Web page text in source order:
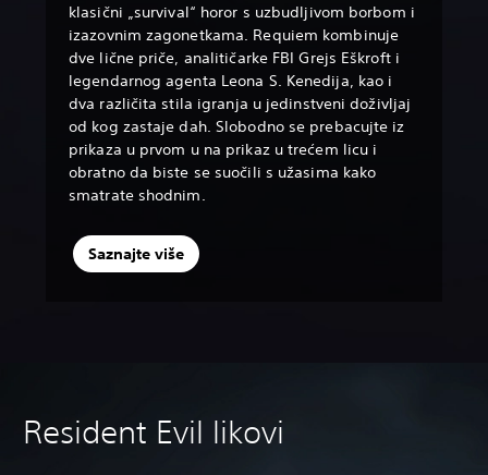
klasični „survival“ horor s uzbudljivom borbom i
izazovnim zagonetkama. Requiem kombinuje
dve lične priče, analitičarke FBI Grejs Eškroft i
legendarnog agenta Leona S. Kenedija, kao i
dva različita stila igranja u jedinstveni doživljaj
od kog zastaje dah. Slobodno se prebacujte iz
prikaza u prvom u na prikaz u trećem licu i
obratno da biste se suočili s užasima kako
smatrate shodnim.
Saznajte više
Resident Evil likovi